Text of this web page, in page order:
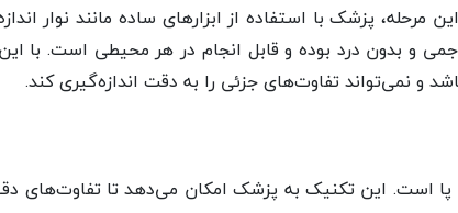
پزشک با استفاده از ابزارهای ساده مانند نوار
و بدون درد بوده و قابل انجام در هر محیطی است. با
تفاوت‌های جزئی را به دقت اندازه‌گیری کند.
است. این تکنیک به پزشک امکان می‌دهد تا تفاوت‌های